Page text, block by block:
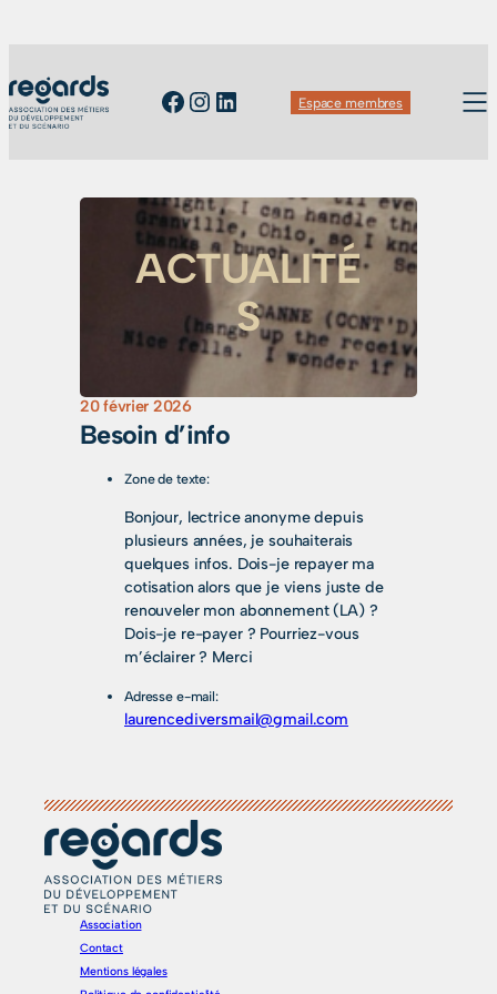
Facebook
Instagram
LinkedInEspace membres
ACTUALITÉ
S
20 février 2026
Besoin d’info
Zone de texte:
Bonjour, lectrice anonyme depuis
plusieurs années, je souhaiterais
quelques infos. Dois-je repayer ma
cotisation alors que je viens juste de
renouveler mon abonnement (LA) ?
Dois-je re-payer ? Pourriez-vous
m’éclairer ? Merci
Adresse e-mail:
laurencediversmail@gmail.com
Association
Contact
Mentions légales